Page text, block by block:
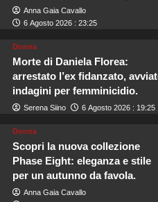
Anna Gaia Cavallo
6 Agosto 2026 : 23:25
Donna
Morte di Daniela Florea:
arrestato l’ex fidanzato,
indagini per femminicidio.
Serena Siino 6 Agosto 2026 : 19:25
Donna
Scopri la nuova collezione
Phase Eight: eleganza e stile
per un autunno da favola.
Anna Gaia Cavallo